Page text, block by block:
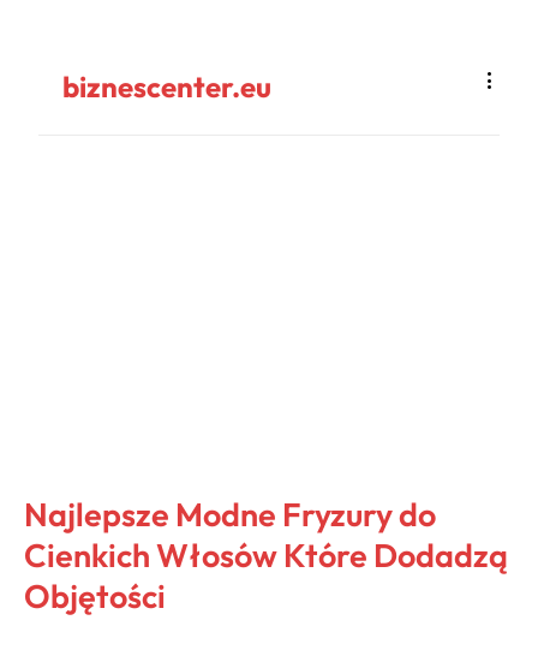
biznescenter.eu
Najlepsze Modne Fryzury do
Cienkich Włosów Które Dodadzą
Objętości